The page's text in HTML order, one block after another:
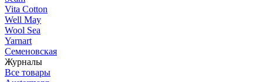
Vita Cotton
Well May
Wool Sea
Yarnart
Семеновская
Журналы
Все товары